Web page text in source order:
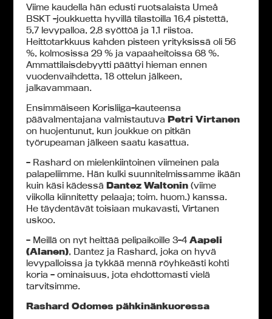
Viime kaudella hän edusti ruotsalaista Umeå
BSKT -joukkuetta hyvillä tilastoilla 16,4 pistettä,
5,7 levypalloa, 2,8 syöttöä ja 1,1 riistoa.
Heittotarkkuus kahden pisteen yrityksissä oli 56
%, kolmosissa 29 % ja vapaaheitoissa 68 %.
Ammattilaisdebyytti päättyi hieman ennen
vuodenvaihdetta, 18 ottelun jälkeen,
jalkavammaan.
Ensimmäiseen Korisliiga-kauteensa
päävalmentajana valmistautuvaPetri Virtanen
on huojentunut, kun joukkue on pitkän
työrupeaman jälkeen saatu kasattua.
– Rashard on mielenkiintoinen viimeinen pala
palapeliimme. Hän kulki suunnitelmissamme ikään
kuin käsi kädessäDantez Waltonin (viime
viikolla kiinnitetty pelaaja; toim. huom.) kanssa.
He täydentävät toisiaan mukavasti, Virtanen
uskoo.
– Meillä on nyt heittää pelipaikoille 3-4Aapeli
(Alanen), Dantez ja Rashard, joka on hyvä
levypalloissa ja tykkää mennä röyhkeästi kohti
koria – ominaisuus, jota ehdottomasti vielä
tarvitsimme.
Rashard Odomes pähkinänkuoressa